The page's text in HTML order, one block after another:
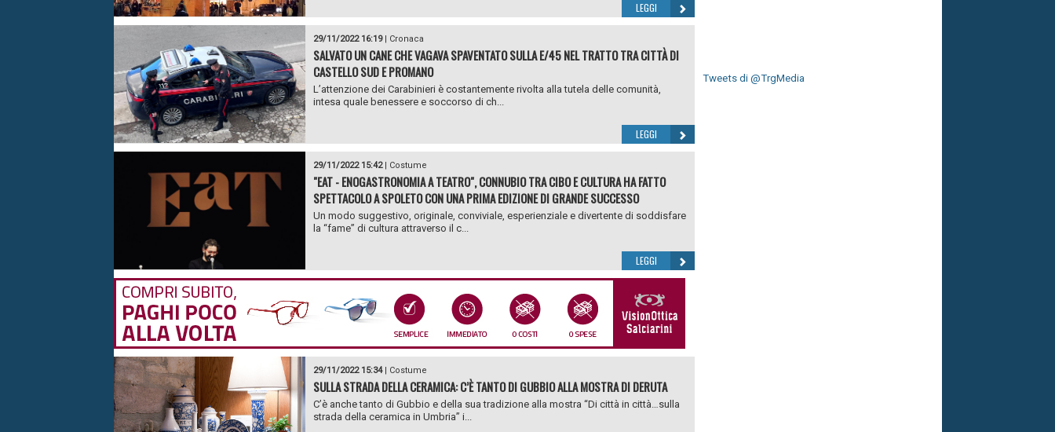
LEGGI
29/11/2022 16:19| Cronaca
SALVATO UN CANE CHE VAGAVA SPAVENTATO SULLA E/45 NEL TRATTO TRA CITTÀ DI
CASTELLO SUD E PROMANO
L’attenzione dei Carabinieri è costantemente rivolta alla tutela delle comunità,
intesa quale benessere e soccorso di ch...
LEGGI
29/11/2022 15:42| Costume
"EAT - ENOGASTRONOMIA A TEATRO", CONNUBIO TRA CIBO E CULTURA HA FATTO
SPETTACOLO A SPOLETO CON UNA PRIMA EDIZIONE DI GRANDE SUCCESSO
Un modo suggestivo, originale, conviviale, esperienziale e divertente di soddisfare
la “fame” di cultura attraverso il c...
LEGGI
29/11/2022 15:34| Costume
SULLA STRADA DELLA CERAMICA: C’È TANTO DI GUBBIO ALLA MOSTRA DI DERUTA
C’è anche tanto di Gubbio e della sua tradizione alla mostra “Di città in città…sulla
strada della ceramica in Umbria” i...
Tweets di @TrgMedia